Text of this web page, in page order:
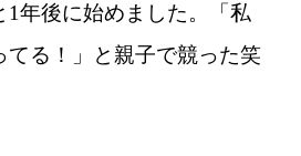
1年後に始めました。「私
てる！」と親子で競った笑